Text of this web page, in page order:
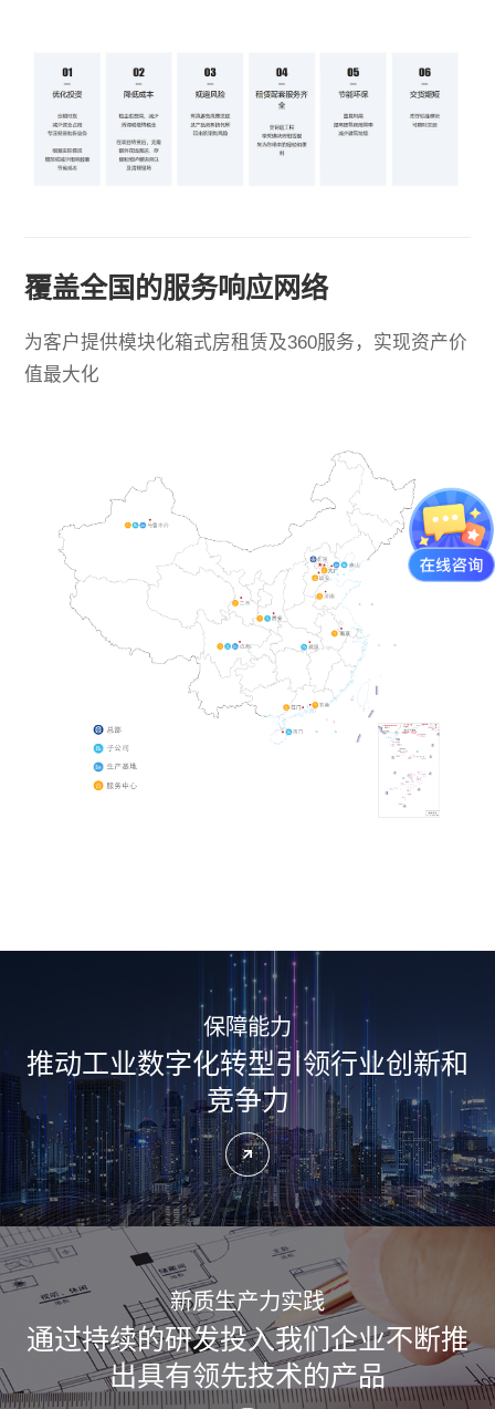
覆盖全国的服务响应网络
为客户提供模块化箱式房租赁及360服务，实现资产价
值最大化
保障能力
推动工业数字化转型引领行业创新和
竞争力
了解更多
新质生产力实践
通过持续的研发投入我们企业不断推
出具有领先技术的产品